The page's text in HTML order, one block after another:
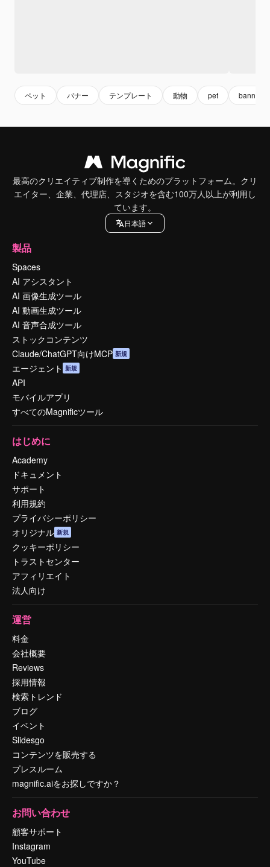
ペット バナー テンプレート 動物 pet banner
最高のクリエイティブ制作を導くためのプラットフォーム。クリ
エイター、企業、代理店、スタジオを含む100万人以上が利用し
ています。
日本語
製品
Spaces
AI アシスタント
AI 画像生成ツール
AI 動画生成ツール
AI 音声合成ツール
ストックコンテンツ
Claude/ChatGPT向けMCP 新規
エージェント 新規
API
モバイルアプリ
すべてのMagnificツール
はじめに
Academy
ドキュメント
サポート
利用規約
プライバシーポリシー
オリジナル 新規
クッキーポリシー
トラストセンター
アフィリエイト
法人向け
運営
料金
会社概要
Reviews
採用情報
検索トレンド
ブログ
イベント
Slidesgo
コンテンツを販売する
プレスルーム
magnific.aiをお探しですか？
お問い合わせ
顧客サポート
Instagram
YouTube